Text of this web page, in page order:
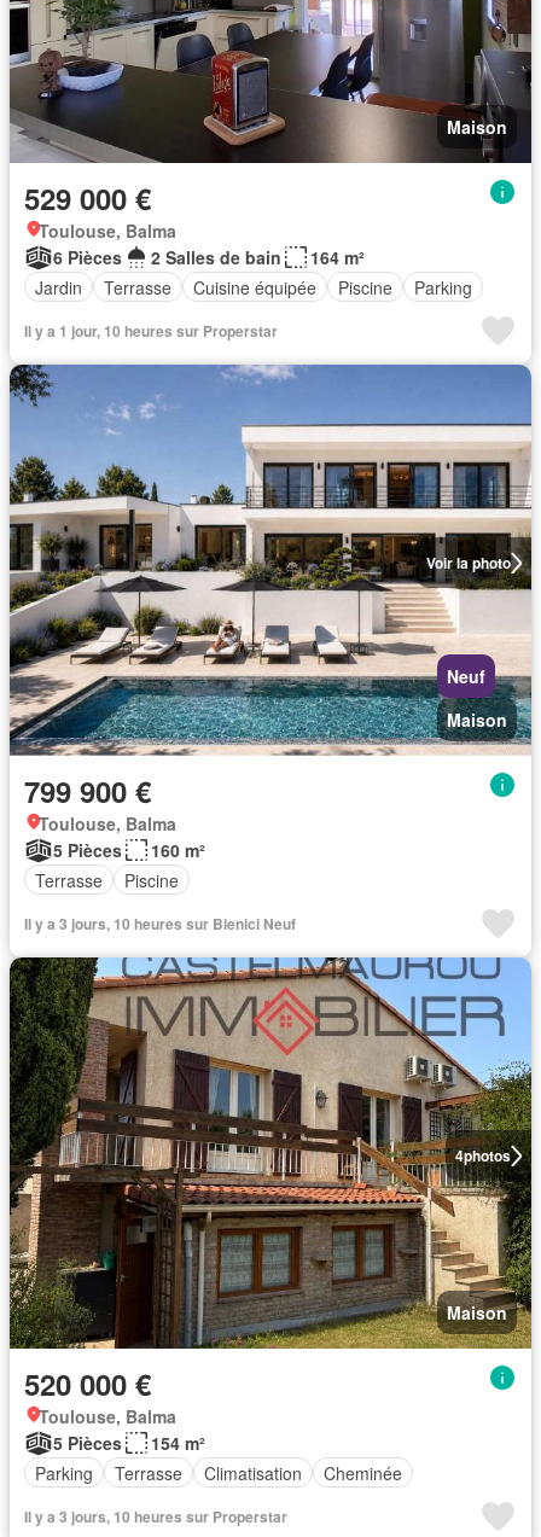
Maison
529 000 €
Toulouse, Balma
6 Pièces
2 Salles de bain
164 m²
Jardin
Terrasse Cuisine équipée Piscine Parking
Il y a 1 jour, 10 heures sur Properstar
Voir la photo
Neuf
Maison
799 900 €
Toulouse, Balma
5 Pièces
160 m²
Terrasse
Piscine
Il y a 3 jours, 10 heures sur Bienici Neuf
4photos
Maison
520 000 €
Toulouse, Balma
5 Pièces
154 m²
Parking
Terrasse Climatisation Cheminée
Il y a 3 jours, 10 heures sur Properstar